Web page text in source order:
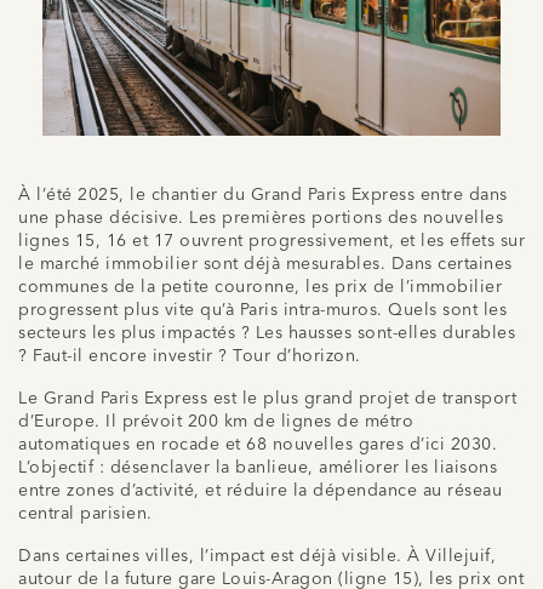
À l’été 2025, le chantier du Grand Paris Express entre dans
une phase décisive. Les premières portions des nouvelles
lignes 15, 16 et 17 ouvrent progressivement, et les effets sur
le marché immobilier sont déjà mesurables. Dans certaines
communes de la petite couronne, les prix de l’immobilier
progressent plus vite qu’à Paris intra-muros. Quels sont les
secteurs les plus impactés ? Les hausses sont-elles durables
? Faut-il encore investir ? Tour d’horizon.
Le Grand Paris Express est le plus grand projet de transport
d’Europe. Il prévoit 200 km de lignes de métro
automatiques en rocade et 68 nouvelles gares d’ici 2030.
L’objectif : désenclaver la banlieue, améliorer les liaisons
entre zones d’activité, et réduire la dépendance au réseau
central parisien.
Dans certaines villes, l’impact est déjà visible. À Villejuif,
autour de la future gare Louis-Aragon (ligne 15), les prix ont